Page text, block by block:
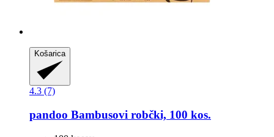
Košarica
4.3 (7)
pandoo Bambusovi robčki, 100 kos.